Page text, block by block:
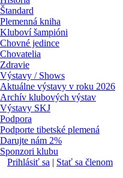
Štandard
Plemenná kniha
Kluboví šampióni
Chovné jedince
Chovatelia
Zdravie
Výstavy / Shows
Aktuálne výstavy v roku 2026
Archív klubových výstav
Výstavy SKJ
Podpora
Podporte tibetské plemená
Darujte nám 2%
Sponzori klubu
Prihlásiť sa | Stať sa členom